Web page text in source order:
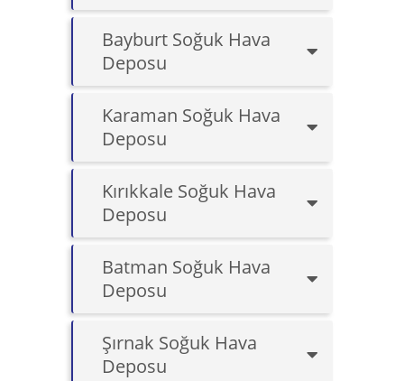
Bayburt Soğuk Hava
Deposu
Karaman Soğuk Hava
Deposu
Kırıkkale Soğuk Hava
Deposu
Batman Soğuk Hava
Deposu
Şırnak Soğuk Hava
Deposu